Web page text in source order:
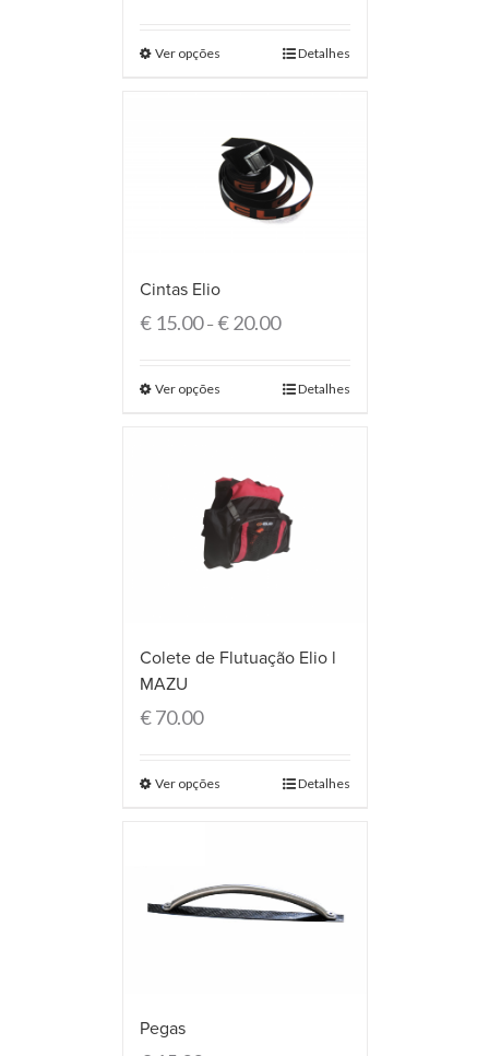
Ver opções Detalhes
Cintas Elio
€15.00–€20.00
Ver opções Detalhes
Colete de Flutuação Elio l
MAZU
€70.00
Ver opções Detalhes
Pegas